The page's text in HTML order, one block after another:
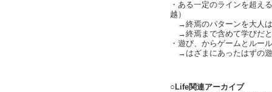
・ある一定のラインを超え
越）
→終焉のパターンを大人
→終焉まで含めて学びだ
・遊び、からゲームとルー
→はざまにあったはずの遊
○Life関連アーカイブ